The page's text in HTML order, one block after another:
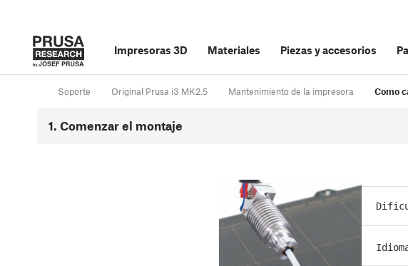
Impresoras 3D Materiales Piezas y accesorios
Soporte Original Prusa i3 MK2.5 Mantenimiento de la impresora Como
1. Comenzar el montaje